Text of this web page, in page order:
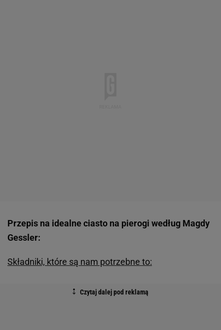
Przepis na idealne ciasto na pierogi według Magdy
Gessler:
Składniki, które są nam potrzebne to: